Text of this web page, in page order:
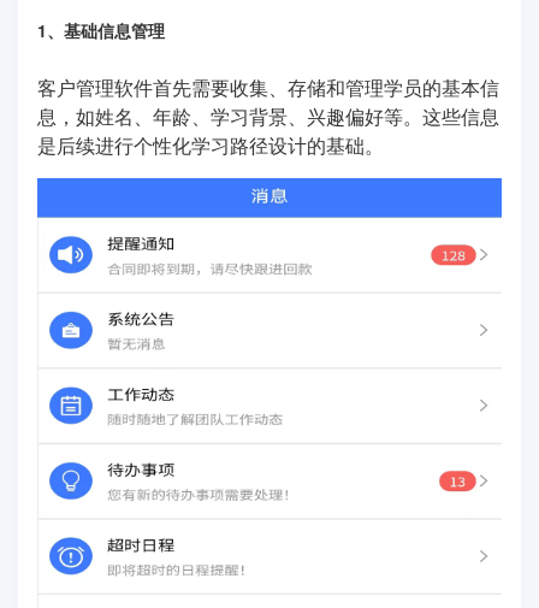
1、基础信息管理
客户管理软件首先需要收集、存储和管理学员的基本信
息，如姓名、年龄、学习背景、兴趣偏好等。这些信息
是后续进行个性化学习路径设计的基础。